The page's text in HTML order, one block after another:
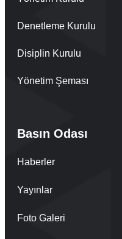
Denetleme Kurulu
Disiplin Kurulu
Yönetim Şeması
Basın Odası
Haberler
Yayınlar
Foto Galeri